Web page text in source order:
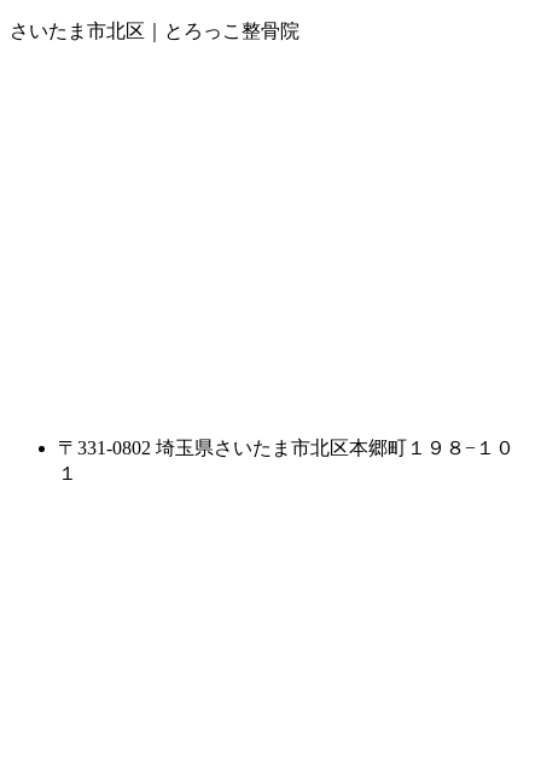
さいたま市北区｜とろっこ整骨院
〒331-0802 埼玉県さいたま市北区本郷町１９８−１０
１